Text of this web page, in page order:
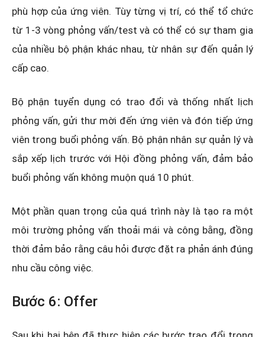
phù hợp của ứng viên. Tùy từng vị trí, có thể tổ chức
từ 1-3 vòng phỏng vấn/test và có thể có sự tham gia
của nhiều bộ phận khác nhau, từ nhân sự đến quản lý
cấp cao.
Bộ phận tuyển dụng có trao đổi và thống nhất lịch
phỏng vấn, gửi thư mời đến ứng viên và đón tiếp ứng
viên trong buổi phỏng vấn. Bộ phận nhân sự quản lý và
sắp xếp lịch trước với Hội đồng phỏng vấn, đảm bảo
buổi phỏng vấn không muộn quá 10 phút.
Một phần quan trọng của quá trình này là tạo ra một
môi trường phỏng vấn thoải mái và công bằng, đồng
thời đảm bảo rằng câu hỏi được đặt ra phản ánh đúng
nhu cầu công việc.
Bước 6: Offer